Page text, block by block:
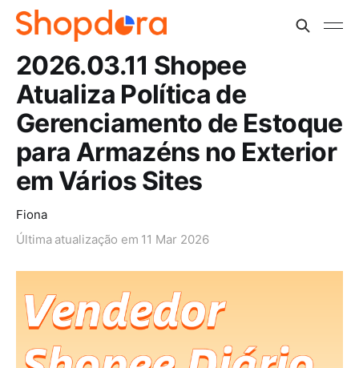
2026.03.11 Shopee
Atualiza Política de
Gerenciamento de Estoque
para Armazéns no Exterior
em Vários Sites
Fiona
Última atualização em 11 Mar 2026